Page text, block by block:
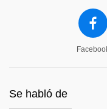
Se habló de